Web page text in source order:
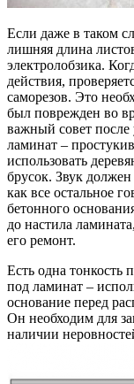
Если даже в таком
лишняя длина
электролобзика.
действия,
саморезов. Это
был поврежден во
важный совет
ламинат –
использовать
брусок. Звук
как все остальное
бетонного
до настила
его ремонт.
Есть одна тонкость
под ламинат –
основание перед
Он необходим для
наличии